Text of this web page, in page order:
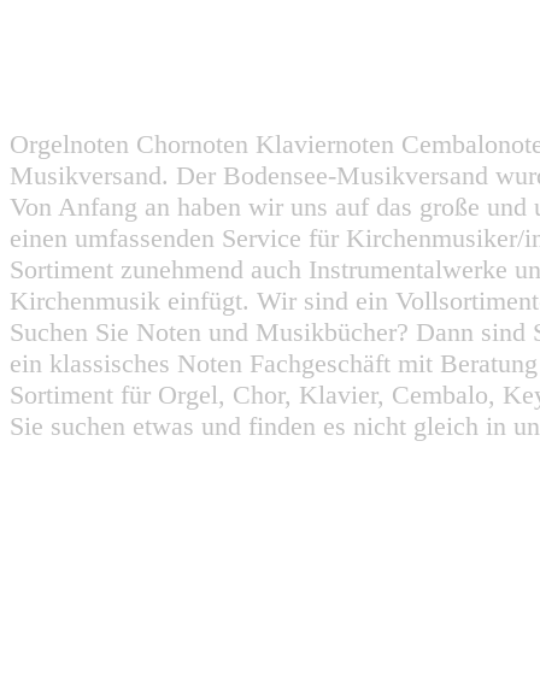
Orgelnoten Chornoten Klaviernoten
Musikversand. Der Bodensee-Musikversand
Von Anfang an haben wir uns auf das große
einen umfassenden Service für
Sortiment zunehmend auch Instrumentalwerke
Kirchenmusik einfügt. Wir sind ein
Suchen Sie Noten und Musikbücher? Dann
ein klassisches Noten Fachgeschäft mit
Sortiment für Orgel, Chor, Klavier, Cembalo,
Sie suchen etwas und finden es nicht gleich in